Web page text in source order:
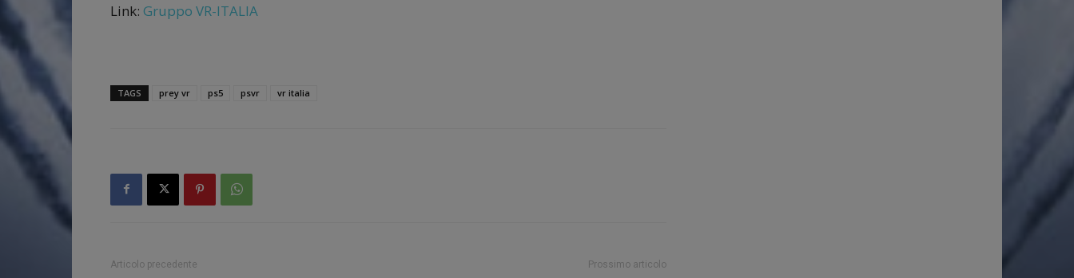
Link: Gruppo VR-ITALIA
TAGS prey vr ps5 psvr vr italia
Articolo precedente Prossimo articolo